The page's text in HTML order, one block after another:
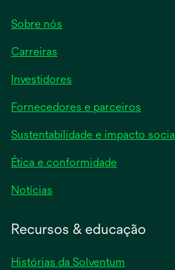
Sobre nós
Carreiras
Investidores
Fornecedores e parceiros
Sustentabilidade e impacto social
Ética e conformidade
Notícias
Recursos & educação
Histórias da Solventum